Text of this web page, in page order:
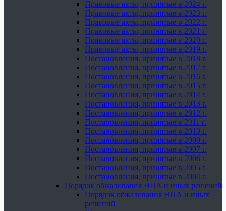
Правовые акты, принятые в 2024 г.
Правовые акты, принятые в 2023 г.
Правовые акты, принятые в 2022 г.
Правовые акты, принятые в 2021 г.
Правовые акты, принятые в 2020 г.
Правовые акты, принятые в 2019 г.
Постановления, принятые в 2018 г.
Постановления, принятые в 2017 г.
Постановления, принятые в 2016 г.
Постановления, принятые в 2015 г.
Постановления, принятые в 2014 г.
Постановления, принятые в 2013 г.
Постановления, принятые в 2012 г.
Постановления, принятые в 2011 г.
Постановления, принятые в 2010 г.
Постановления, принятые в 2009 г.
Постановления, принятые в 2007 г.
Постановления, принятые в 2006 г.
Постановления, принятые в 2005 г.
Постановления, принятые в 2004 г.
Порядок обжалования НПА и иных решений
Порядок обжалования НПА и иных
решений